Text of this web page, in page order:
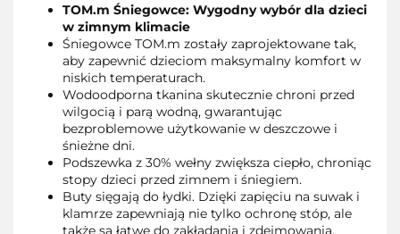
TOM.m Śniegowce: Wygodny wybór dla dzieci
w zimnym klimacie
Śniegowce TOM.m zostały zaprojektowane tak,
aby zapewnić dzieciom maksymalny komfort w
niskich temperaturach.
Wodoodporna tkanina skutecznie chroni przed
wilgocią i parą wodną, gwarantując
bezproblemowe użytkowanie w deszczowe i
śnieżne dni.
Podszewka z 30% wełny zwiększa ciepło, chroniąc
stopy dzieci przed zimnem i śniegiem.
Buty sięgają do łydki. Dzięki zapięciu na suwak i
klamrze zapewniają nie tylko ochronę stóp, ale
także są łatwe do zakładania i zdejmowania,